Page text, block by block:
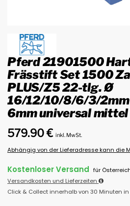
Pferd 21901500
Frässtift Set 1500
PLUS/Z5 22-tlg. Ø
16/12/10/8/6/3/
6mm universal
579.90€ inkl. MwSt.
Abhängig von der Lieferadresse kann die
Kostenloser Versand für
Versandkosten und Lieferzeiten
Click & Collect innerhalb von 30 Minuten